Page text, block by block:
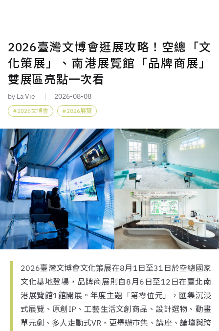
2026臺灣文博會逛展攻略！空總「文
化策展」、南港展覽館「品牌商展」
雙展區亮點一次看
by La Vie 2026-08-08
2026文博會 2026展覽
2026臺灣文博會文化策展在8月1日至31日於空總國家
文化基地登場，品牌商展則自8月6日至12日在臺北南
港展覽館1館開展。年度主題「第零位元」，匯集沉浸
式展覽、原創IP、工藝生活文創商品、設計選物、動畫
單元劇、多人走動式VR，更舉辦市集、講座、論壇與跨